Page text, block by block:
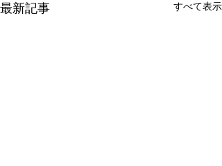
最新記事 すべて表示